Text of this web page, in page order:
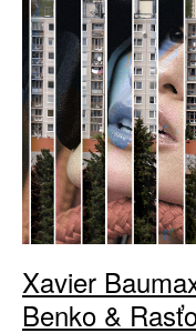
Xavier
Benko &